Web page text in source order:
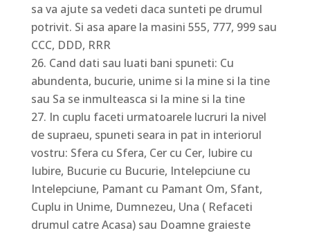
sa va ajute sa vedeti daca sunteti pe drumul
potrivit. Si asa apare la masini 555, 777, 999 sau
CCC, DDD, RRR
Cand dati sau luati bani spuneti: Cu
abundenta, bucurie, unime si la mine si la tine
sau Sa se inmulteasca si la mine si la tine
In cuplu faceti urmatoarele lucruri la nivel
de supraeu, spuneti seara in pat in interiorul
vostru: Sfera cu Sfera, Cer cu Cer, Iubire cu
Iubire, Bucurie cu Bucurie, Intelepciune cu
Intelepciune, Pamant cu Pamant Om, Sfant,
Cuplu in Unime, Dumnezeu, Una ( Refaceti
drumul catre Acasa) sau Doamne graieste